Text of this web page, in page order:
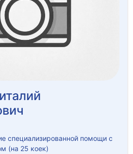
специализированной помощи с
(на 25 коек)